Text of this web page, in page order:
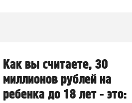
Как вы считаете, 30
миллионов рублей на
ребенка до 18 лет - это: